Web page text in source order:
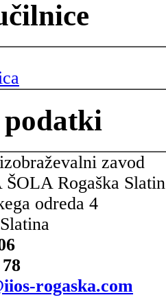
podatki
zavod
Rogaška
odreda 4
rogaska.com